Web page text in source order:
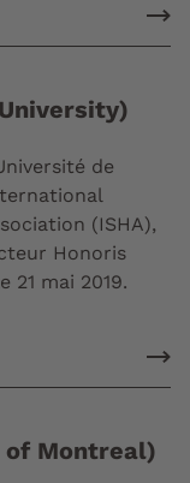
de
(ISHA),
Honoris
21 mai 2019.
of Montreal)